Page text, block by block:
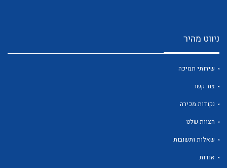
לכל מוצרי היצרן
ניווט מהיר
שירותי תמיכה
צור קשר
נקודות מכירה
הצוות שלנו
שאלות ותשובות
אודות